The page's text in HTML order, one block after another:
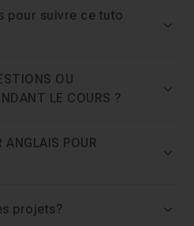
pour suivre ce tuto
OU
LE COURS ?
ANGLAIS POUR
projets?